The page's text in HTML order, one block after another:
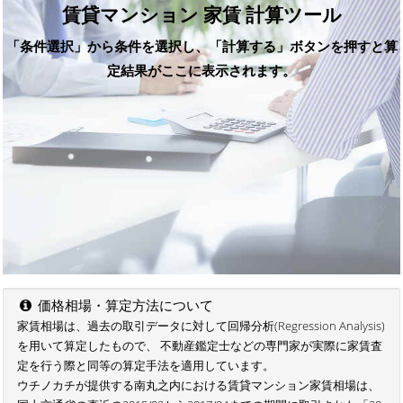
賃貸マンション 家賃 計算ツール
「条件選択」から条件を選択し、「計算する」ボタンを押すと算
定結果がここに表示されます。
価格相場・算定方法について
家賃相場は、過去の取引データに対して回帰分析(Regression Analysis)
を用いて算定したもので、 不動産鑑定士などの専門家が実際に家賃査
定を行う際と同等の算定手法を適用しています。
ウチノカチが提供する南丸之内における賃貸マンション家賃相場は、